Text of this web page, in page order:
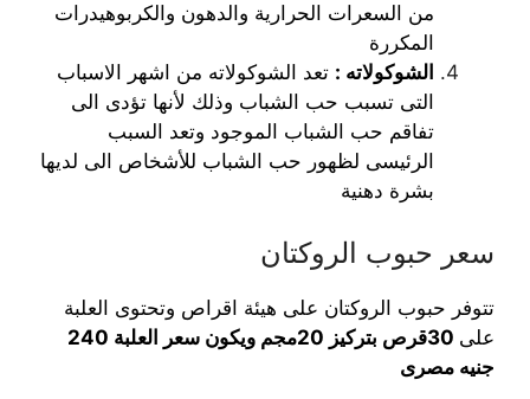
من السعرات الحرارية والدهون والكربوهيدرات
المكررة
الشوكولاته : تعد الشوكولاته من اشهر الاسباب
التى تسبب حب الشباب وذلك لأنها تؤدى الى
تفاقم حب الشباب الموجود وتعد السبب
الرئيسى لظهور حب الشباب للأشخاص الى لديها
بشرة دهنية
سعر حبوب الروكتان
تتوفر حبوب الروكتان على هيئة اقراص وتحتوى العلبة
على
30قرص بتركيز 20مجم ويكون سعر العلبة 240
جنيه مصرى